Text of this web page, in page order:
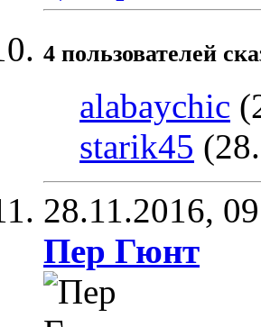
4 пользователей
alabaychic
starik45
28.11.2016,
Пер Гюнт